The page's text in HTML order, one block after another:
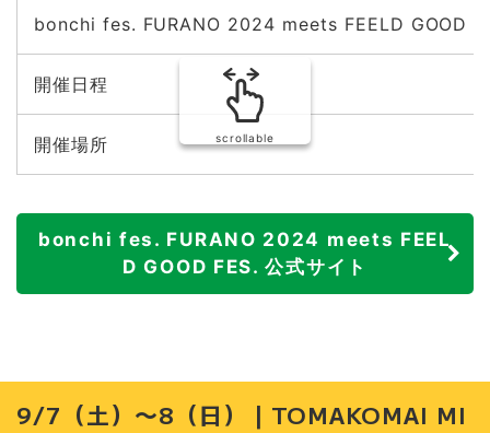
bonchi fes. FURANO 2024 meets FEELD GOOD
開催日程
開催場所 scrollable
bonchi fes. FURANO 2024 meets FEEL
D GOOD FES. 公式サイト
9/7（土）〜8（日）｜TOMAKOMAI MI